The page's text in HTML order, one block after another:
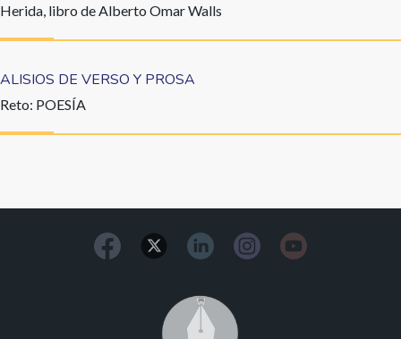
Herida, libro de Alberto Omar Walls
ALISIOS DE VERSO Y PROSA
Reto: POESÍA
Image